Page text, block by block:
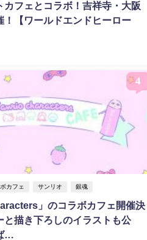
カフェとコラボ！吉祥寺・大阪
！【ワールドエンドヒーロー
4
カフェ サンリオ 銀魂
」のコラボカフェ開催決
と描き下ろしのイラストも公
…